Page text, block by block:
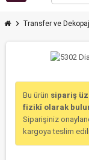
chevron_right Transfer ve Dekopaj
Bu ürün sipariş
fizikî olarak
Siparişiniz
kargoya teslim